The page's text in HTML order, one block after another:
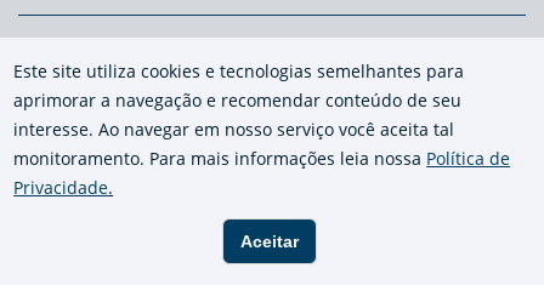
Este site utiliza cookies e tecnologias semelhantes para
aprimorar a navegação e recomendar conteúdo de seu
interesse. Ao navegar em nosso serviço você aceita tal
monitoramento. Para mais informações leia nossa Política de
Privacidade.
Aceitar
ESPAÇO IMPRENSA
Opiniões
Press Release
Na mídia
Fale Conosco/Imprensa